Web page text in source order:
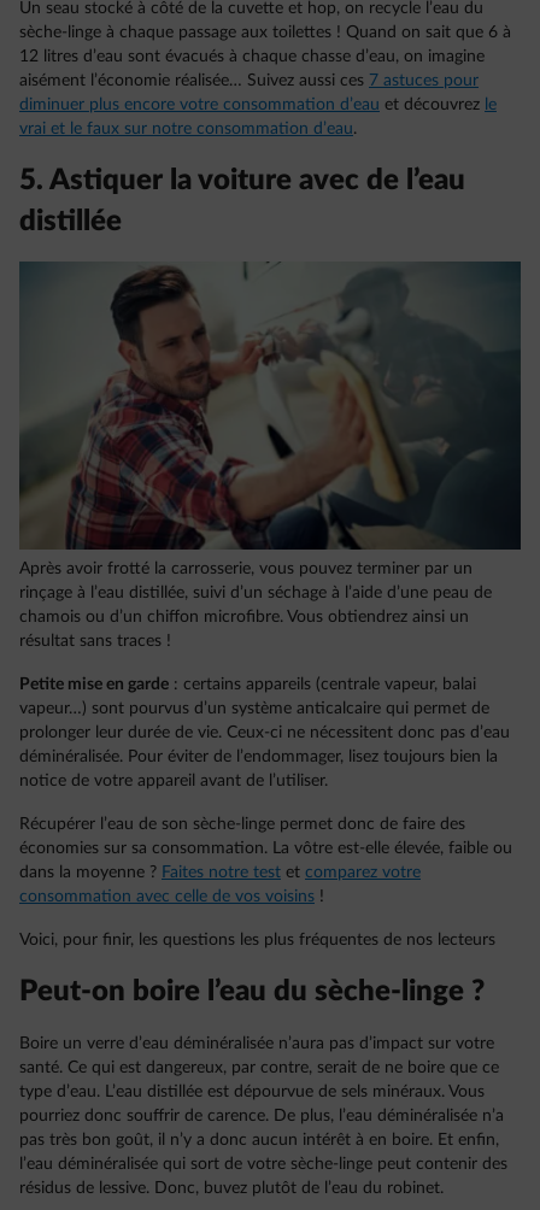
Un seau stocké à côté de la cuvette et hop, on recycle l’eau du
sèche-linge à chaque passage aux toilettes ! Quand on sait que 6 à
12 litres d’eau sont évacués à chaque chasse d’eau, on imagine
aisément l’économie réalisée… Suivez aussi ces 7 astuces pour
diminuer plus encore votre consommation d’eau et découvrez le
vrai et le faux sur notre consommation d’eau.
5. Astiquer la voiture avec de l’eau
distillée
Après avoir frotté la carrosserie, vous pouvez terminer par un
rinçage à l’eau distillée, suivi d’un séchage à l’aide d’une peau de
chamois ou d’un chiffon microfibre. Vous obtiendrez ainsi un
résultat sans traces !
Petite mise en garde : certains appareils (centrale vapeur, balai
vapeur…) sont pourvus d’un système anticalcaire qui permet de
prolonger leur durée de vie. Ceux-ci ne nécessitent donc pas d’eau
déminéralisée. Pour éviter de l’endommager, lisez toujours bien la
notice de votre appareil avant de l’utiliser.
Récupérer l’eau de son sèche-linge permet donc de faire des
économies sur sa consommation. La vôtre est-elle élevée, faible ou
dans la moyenne ? Faites notre test et comparez votre
consommation avec celle de vos voisins !
Voici, pour finir, les questions les plus fréquentes de nos lecteurs
Peut-on boire l’eau du sèche-linge ?
Boire un verre d’eau déminéralisée n’aura pas d’impact sur votre
santé. Ce qui est dangereux, par contre, serait de ne boire que ce
type d’eau. L’eau distillée est dépourvue de sels minéraux. Vous
pourriez donc souffrir de carence. De plus, l’eau déminéralisée n’a
pas très bon goût, il n’y a donc aucun intérêt à en boire. Et enfin,
l’eau déminéralisée qui sort de votre sèche-linge peut contenir des
résidus de lessive. Donc, buvez plutôt de l’eau du robinet.